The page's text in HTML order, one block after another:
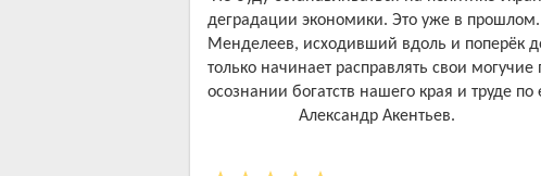
деградации экономики. Это уже в
Менделеев, исходивший вдоль и поперёк
только начинает расправлять свои
осознании богатств нашего края и труде
Александр Акентьев.